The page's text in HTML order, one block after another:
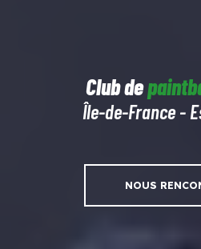
Club de
Île-de-France -
NOUS